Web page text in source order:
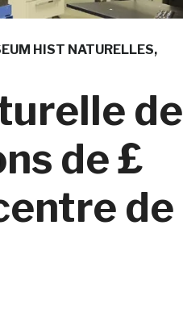
HIST NATURELLES
de
de £
de